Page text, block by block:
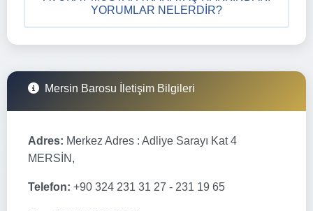
YORUMLAR NELERDIR?
Mersin Barosu İletişim Bilgileri
Adres: Merkez Adres : Adliye Sarayı Kat 4
MERSİN,
Telefon: +90 324 231 31 27 - 231 19 65